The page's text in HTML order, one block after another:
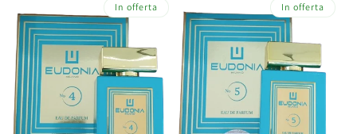
In offerta In offerta